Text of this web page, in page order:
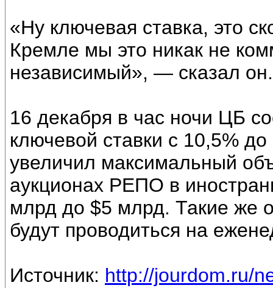
«Ну ключевая ставка, это
Кремле мы это никак не
независимый», — сказал он.
16 декабря в час ночи ЦБ
ключевой ставки с 10,5%
увеличил максимальный
аукционах РЕПО в
млрд до $5 млрд. Такие же
будут проводиться на
Источник: http://jourdom.ru/